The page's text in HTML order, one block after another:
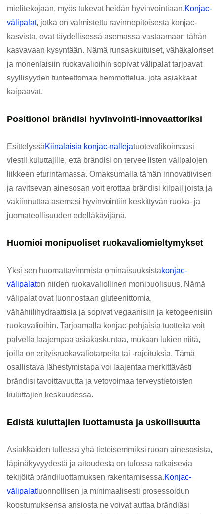
mielitekojaan, myös tukevat heidän hyvinvointiaan.Konjac-
välipalat, jotka on valmistettu ravinnepitoisesta konjac-
kasvista, ovat täydellisessä asemassa vastaamaan tähän
kasvavaan kysyntään. Nämä runsaskuituiset, vähäkaloriset
ja monenlaisiin ruokavalioihin sopivat välipalat tarjoavat
syyllisyyden tunteettomaa hemmottelua, jota asiakkaat
kaipaavat.
Positionoi brändisi hyvinvointi-innovaattoriksi
EsittelyssäKiinalaisia ​​konjac-nallejatuotevalikoimaasi
viestii kuluttajille, että brändisi on terveellisten välipalojen
liikkeen eturintamassa. Omaksumalla tämän innovatiivisen
ja ravitsevan ainesosan voit erottaa brändisi kilpailijoista ja
vakiinnuttaa asemasi hyvinvointiin keskittyvän ruoka- ja
juomateollisuuden edelläkävijänä.
Huomioi monipuoliset ruokavaliomieltymykset
Yksi sen huomattavimmista ominaisuuksistakonjac-
välipalaton niiden ruokavaliollinen monipuolisuus. Nämä
välipalat ovat luonnostaan ​​gluteenittomia,
vähähiilihydraattisia ja sopivat vegaanisiin ja ketogeenisiin
ruokavalioihin. Tarjoamalla konjac-pohjaisia ​​tuotteita voit
palvella laajempaa asiakaskuntaa, mukaan lukien niitä,
joilla on erityisruokavaliotarpeita tai -rajoituksia. Tämä
osallistava lähestymistapa voi laajentaa merkittävästi
brändisi tavoittavuutta ja vetovoimaa terveystietoisten
kuluttajien keskuudessa.
Edistä kuluttajien luottamusta ja uskollisuutta
Asiakkaiden tullessa yhä tietoisemmiksi ruoan ainesosista,
läpinäkyvyydestä ja aitoudesta on tulossa ratkaisevia
tekijöitä brändiluottamuksen rakentamisessa.Konjac-
välipalatluonnollisen ja minimaalisesti prosessoidun
koostumuksensa ansiosta ne voivat auttaa brändiäsi